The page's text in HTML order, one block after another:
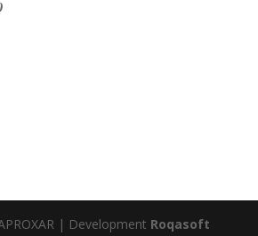
| Development Roqasoft